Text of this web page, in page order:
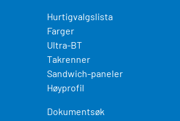
Hurtigvalgslista
Farger
Ultra-BT
Takrenner
Sandwich-paneler
Høyprofil
Dokumentsøk